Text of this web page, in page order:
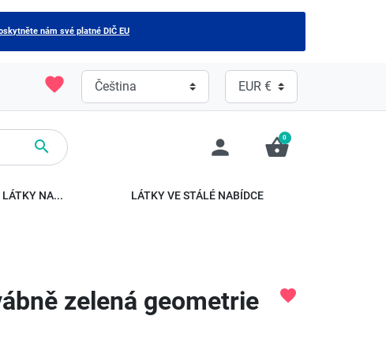
nám své platné DIČ EU
favorite
 person shopping_basket
0
LÁTKY NA... LÁTKY VE STÁLÉ NABÍDCE
zelená geometrie favorite